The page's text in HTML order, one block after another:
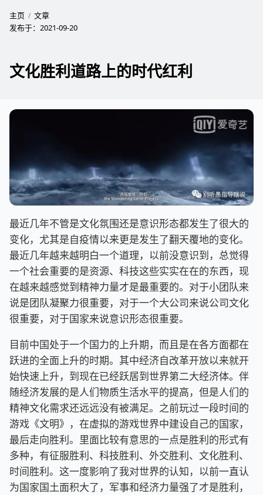
主页
文章
发布于： 2021-09-20
文化胜利道路上的时代红利
最近几年不管是文化氛围还是意识形态都发生了很大的
变化，尤其是自疫情以来更是发生了翻天覆地的变化。
最近几年越来越明白一个道理，以前没意识到，总觉得
一个社会重要的是资源、科技这些实实在在的东西，现
在越来越感觉到精神力量才是最重要的。对于小团队来
说是团队凝聚力很重要，对于一个大公司来说公司文化
很重要，对于国家来说意识形态很重要。
目前中国处于一个国力的上升期，而且是在各方面都在
跃进的全面上升的时期。其中经济自改革开放以来就开
始快速上升，到现在已经跃居到世界第二大经济体。伴
随经济发展的是人们物质生活水平的提高，但是人们的
精神文化需求还远远没有被满足。之前玩过一段时间的
游戏《文明》，在虚拟的游戏世界中建设自己的国家，
最后走向胜利。里面比较有意思的一点是胜利的形式有
多种，有征服胜利、科技胜利、外交胜利、文化胜利、
时间胜利。这一度影响了我对世界的认知，以前一直认
为国家国土面积大了，军事和经济力量强了才是胜利，